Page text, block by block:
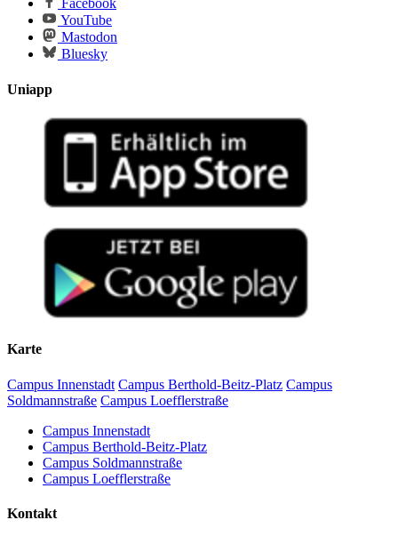
Facebook
YouTube
Mastodon
Bluesky
Uniapp
Karte
Campus Innenstadt Campus Berthold-Beitz-Platz Campus
Soldmannstraße Campus Loefflerstraße
Campus Innenstadt
Campus Berthold-Beitz-Platz
Campus Soldmannstraße
Campus Loefflerstraße
Kontakt